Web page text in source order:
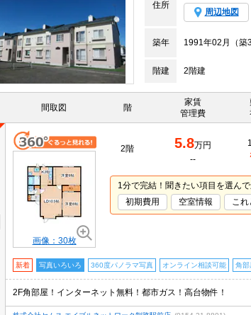
住所
周辺地図
築年
1991年02月（築
階建 2階建
間取図 階
家賃
管理費
画像：30枚
2階 5.8万円
--
1分で完結！聞きたい項目を選ん
初期費用
空室情報 こ
新着 写真いろいろ 360度パノラマ写真 オンライン相談可能 角部
2F角部屋！インターネット無料！都市ガス！高台物件！